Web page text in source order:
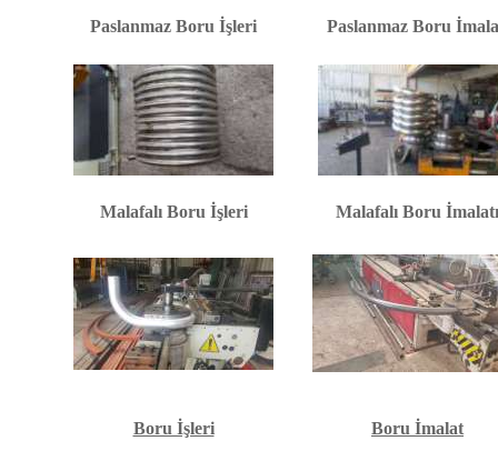
Paslanmaz Boru İşleri Paslanmaz Boru
Malafalı Boru İşleri Malafalı Boru İmalatı
Boru İşleri Boru İmalat